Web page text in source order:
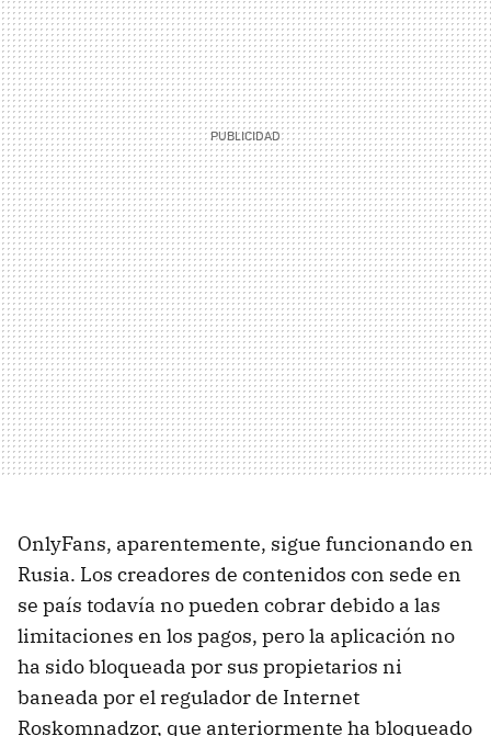
OnlyFans, aparentemente, sigue funcionando en
Rusia. Los creadores de contenidos con sede en
se país todavía no pueden cobrar debido a las
limitaciones en los pagos, pero la aplicación no
ha sido bloqueada por sus propietarios ni
baneada por el regulador de Internet
Roskomnadzor, que anteriormente ha bloqueado